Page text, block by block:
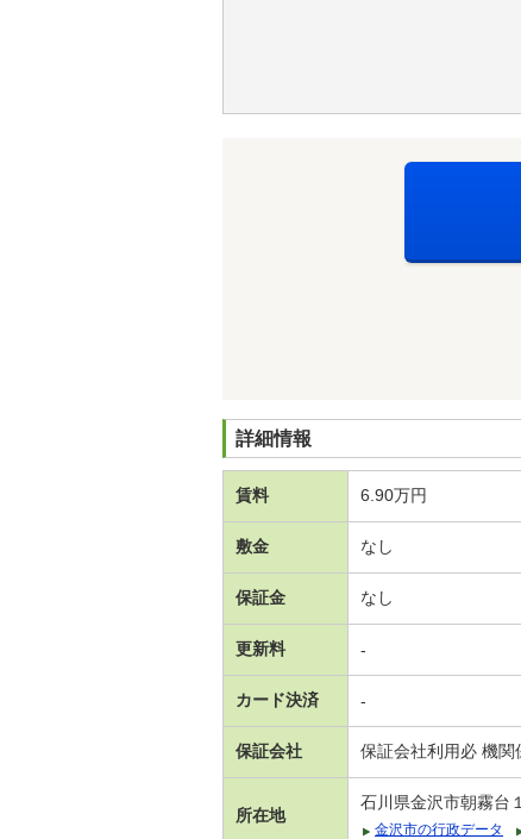
詳細情報
賃料 6.90万円
敷金 なし
保証金 なし
更新料 -
カード決済 -
保証会社 保証会社利用必 機関
所在地
石川県金沢市朝霧台１
金沢市の行政データ